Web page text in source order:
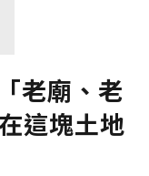
老廟、老
這塊土地